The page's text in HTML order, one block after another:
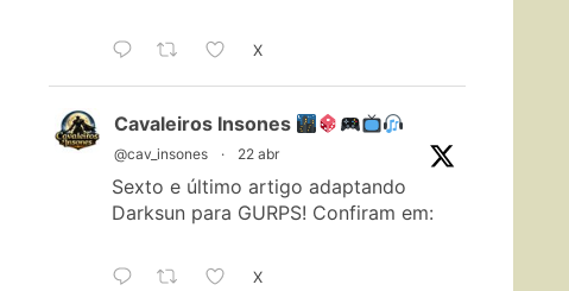
X
Cavaleiros Insones
@cav_insones · 22 abr
Sexto e último artigo adaptando
Darksun para GURPS! Confiram em:
X